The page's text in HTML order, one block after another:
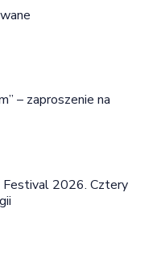
– zaproszenie na
Festival 2026. Cztery